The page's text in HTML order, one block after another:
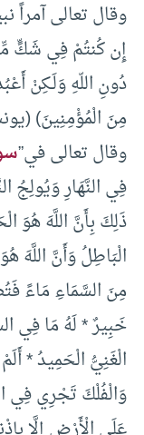
وقال تعالى آمراً
إِن كُنتُمْ فِي شَكٍّ
دُونِ اللّهِ وَلَـكِنْ
مِنَ الْمُؤْمِنِينَ) (يونس:
وقال تعالى في”
فِي النَّهَارِ وَيُولِجُ
ذَلِكَ بِأَنَّ اللَّهَ هُوَ
الْبَاطِلُ وَأَنَّ اللَّهَ
مِنَ السَّمَاءِ مَاءً
خَبِيرٌ * لَهُ مَا فِي
الْغَنِيُّ الْحَمِيدُ *
وَالْفُلْكَ تَجْرِي فِي